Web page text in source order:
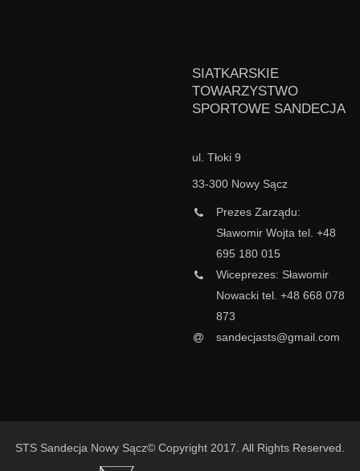
SIATKARSKIE
TOWARZYSTWO
SPORTOWE SANDECJA
ul. Tłoki 9
33-300 Nowy Sącz
Prezes Zarządu:
Sławomir Wojta tel. +48
695 180 015
Wiceprezes: Sławomir
Nowacki tel. +48 668 078
873
sandecjasts@gmail.com
STS Sandecja Nowy Sącz© Copyright 2017. All Rights Reserved.